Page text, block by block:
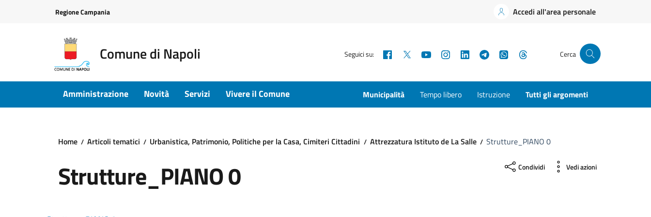
Regione Campania Accedi all'area personale
Comune di Napoli Seguici su: Facebook YouTubeInstagramLinkedInTelegramWhatsApp Cerca
Amministrazione Novità Servizi Vivere il Comune Municipalità Tempo libero Istruzione Tutti gli argomenti
Home Articoli tematici Urbanistica, Patrimonio, Politiche per la Casa, Cimiteri Cittadini Attrezzatura Istituto de La Salle Strutture_PIANO 0
Strutture_PIANO 0 Condividi Vedi azioni